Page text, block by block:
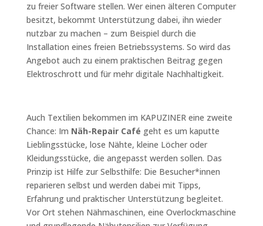
zu freier Software stellen. Wer einen älteren Computer
besitzt, bekommt Unterstützung dabei, ihn wieder
nutzbar zu machen – zum Beispiel durch die
Installation eines freien Betriebssystems. So wird das
Angebot auch zu einem praktischen Beitrag gegen
Elektroschrott und für mehr digitale Nachhaltigkeit.
Auch Textilien bekommen im KAPUZINER eine zweite
Chance: Im Näh-Repair Café geht es um kaputte
Lieblingsstücke, lose Nähte, kleine Löcher oder
Kleidungsstücke, die angepasst werden sollen. Das
Prinzip ist Hilfe zur Selbsthilfe: Die Besucher*innen
reparieren selbst und werden dabei mit Tipps,
Erfahrung und praktischer Unterstützung begleitet.
Vor Ort stehen Nähmaschinen, eine Overlockmaschine